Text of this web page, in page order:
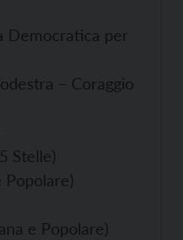
Democratica per
– Coraggio
Stelle)
Popolare)
e Popolare)